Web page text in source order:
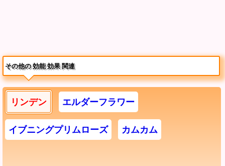
その他の 効能 効果 関連
リンデン エルダーフラワー
イブニングプリムローズ カムカム